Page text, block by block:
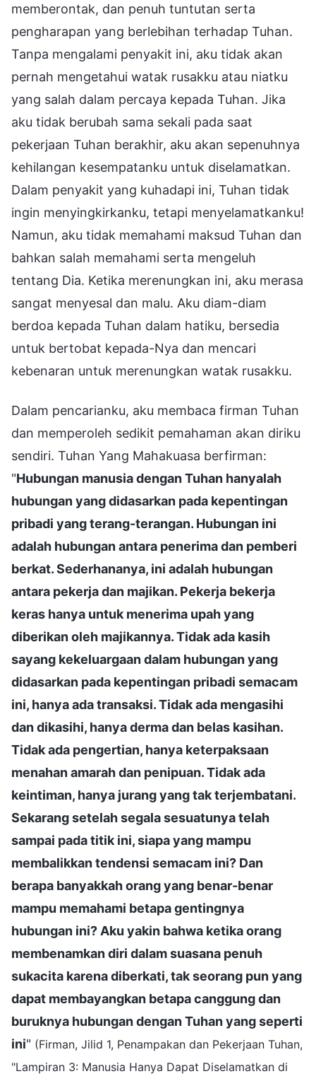
memberontak, dan penuh tuntutan serta
pengharapan yang berlebihan terhadap Tuhan.
Tanpa mengalami penyakit ini, aku tidak akan
pernah mengetahui watak rusakku atau niatku
yang salah dalam percaya kepada Tuhan. Jika
aku tidak berubah sama sekali pada saat
pekerjaan Tuhan berakhir, aku akan sepenuhnya
kehilangan kesempatanku untuk diselamatkan.
Dalam penyakit yang kuhadapi ini, Tuhan tidak
ingin menyingkirkanku, tetapi menyelamatkanku!
Namun, aku tidak memahami maksud Tuhan dan
bahkan salah memahami serta mengeluh
tentang Dia. Ketika merenungkan ini, aku merasa
sangat menyesal dan malu. Aku diam-diam
berdoa kepada Tuhan dalam hatiku, bersedia
untuk bertobat kepada-Nya dan mencari
kebenaran untuk merenungkan watak rusakku.
Dalam pencarianku, aku membaca firman Tuhan
dan memperoleh sedikit pemahaman akan diriku
sendiri. Tuhan Yang Mahakuasa berfirman:
"Hubungan manusia dengan Tuhan hanyalah
hubungan yang didasarkan pada kepentingan
pribadi yang terang-terangan. Hubungan ini
adalah hubungan antara penerima dan pemberi
berkat. Sederhananya, ini adalah hubungan
antara pekerja dan majikan. Pekerja bekerja
keras hanya untuk menerima upah yang
diberikan oleh majikannya. Tidak ada kasih
sayang kekeluargaan dalam hubungan yang
didasarkan pada kepentingan pribadi semacam
ini, hanya ada transaksi. Tidak ada mengasihi
dan dikasihi, hanya derma dan belas kasihan.
Tidak ada pengertian, hanya keterpaksaan
menahan amarah dan penipuan. Tidak ada
keintiman, hanya jurang yang tak terjembatani.
Sekarang setelah segala sesuatunya telah
sampai pada titik ini, siapa yang mampu
membalikkan tendensi semacam ini? Dan
berapa banyakkah orang yang benar-benar
mampu memahami betapa gentingnya
hubungan ini? Aku yakin bahwa ketika orang
membenamkan diri dalam suasana penuh
sukacita karena diberkati, tak seorang pun yang
dapat membayangkan betapa canggung dan
buruknya hubungan dengan Tuhan yang seperti
ini" (Firman, Jilid 1, Penampakan dan Pekerjaan Tuhan,
"Lampiran 3: Manusia Hanya Dapat Diselamatkan di